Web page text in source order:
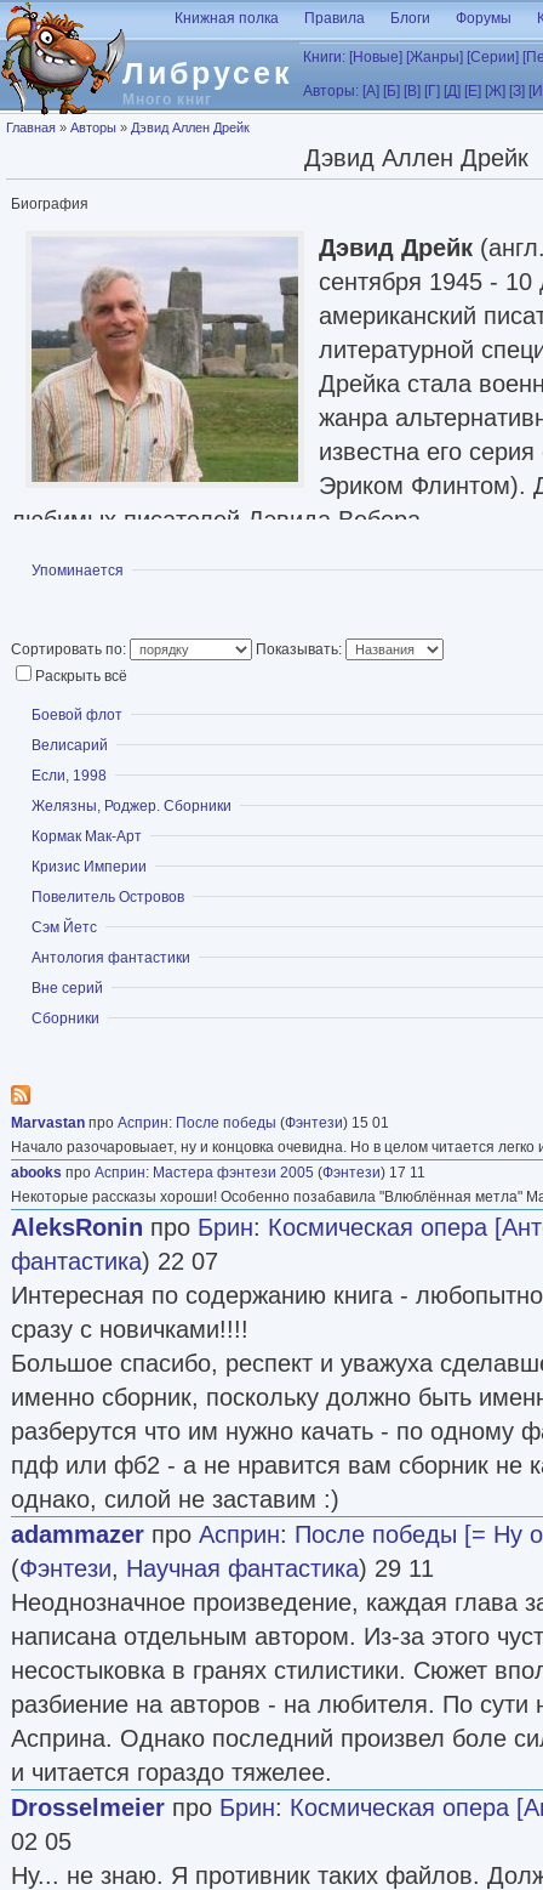
Перейти к основному содержанию
Либрусек
Много книг
Книжная полка Правила Блоги Форумы
Книги: [Новые] [Жанры] [Серии]
Авторы: [А] [Б] [В] [Г] [Д] [Е] [Ж] [З]
Вы здесь
Главная » Авторы » Дэвид Аллен Дрейк
Дэвид Аллен Дрейк
Биография
Дэвид Дрейк
сентября 1945 -
американский
литературной
Дрейка стала
жанра
известна его
Эриком Флинтом).
любимых писателей Дэвида Вебера.
Статья в Википедии
Показать
Упоминается
Сортировать по:
Показывать:
Раскрыть всё
Показать
Боевой флот
Показать
Велисарий
Показать
Если, 1998
Показать
Желязны, Роджер. Сборники
Показать
Кормак Мак-Арт
Показать
Кризис Империи
Показать
Повелитель Островов
Показать
Сэм Йетс
Показать
Антология фантастики
Показать
Вне серий
Показать
Сборники
Marvastan про Асприн: После победы (Фэнтези) 15 01
Начало разочаровыает, ну и концовка очевидна. Но в целом читается легко
abooks про Асприн: Мастера фэнтези 2005 (Фэнтези) 17 11
Некоторые рассказы хороши! Особенно позабавила "Влюблённая метла"
AleksRonin про Брин: Космическая опера
фантастика) 22 07
Интересная по содержанию книга - любопытно
сразу с новичками!!!!
Большое спасибо, респект и уважуха
именно сборник, поскольку должно быть
разберутся что им нужно качать - по одному
пдф или фб2 - а не нравится вам сборник не
однако, силой не заставим :)
adammazer про Асприн: После победы [= Ну
(Фэнтези, Научная фантастика) 29 11
Неоднозначное произведение, каждая глава
написана отдельным автором. Из-за этого
несостыковка в гранях стилистики. Сюжет
разбиение на авторов - на любителя. По
Асприна. Однако последний произвел боле
и читается гораздо тяжелее.
Drosselmeier про Брин: Космическая опера
02 05
Ну... не знаю. Я противник таких файлов.